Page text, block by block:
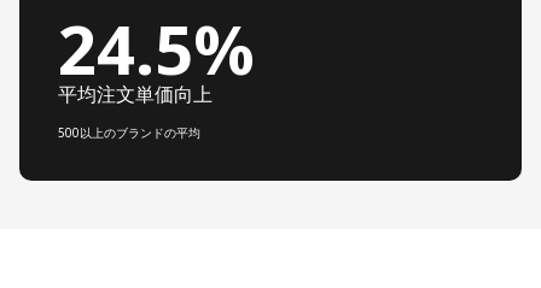
24.5%
平均注文単価向上
500以上のブランドの平均